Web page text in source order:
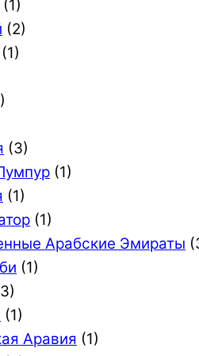
(1)
(2)
(1)
(3)
(1)
(1)
(1)
Арабские Эмираты
(1)
(1)
Аравия (1)